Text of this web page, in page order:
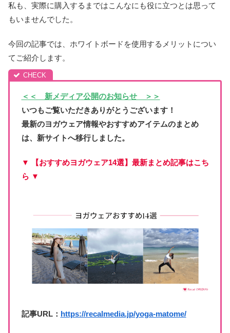
私も、実際に購入するまではこんなにも役に立つとは思って
もいませんでした。
今回の記事では、ホワイトボードを使用するメリットについ
てご紹介します。
＜＜ 新メディア公開のお知らせ ＞＞
いつもご覧いただきありがとうございます！
最新のヨガウェア情報やおすすめアイテムのまとめ
は、新サイトへ移行しました。
▼ 【おすすめヨガウェア14選】最新まとめ記事はこち
ら ▼
記事URL： https://recalmedia.jp/yoga-matome/